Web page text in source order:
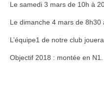
Le samedi 3 mars de 10h à
Le dimanche 4 mars de 8h30
L’équipe1 de notre club
Objectif 2018 : montée en N1.